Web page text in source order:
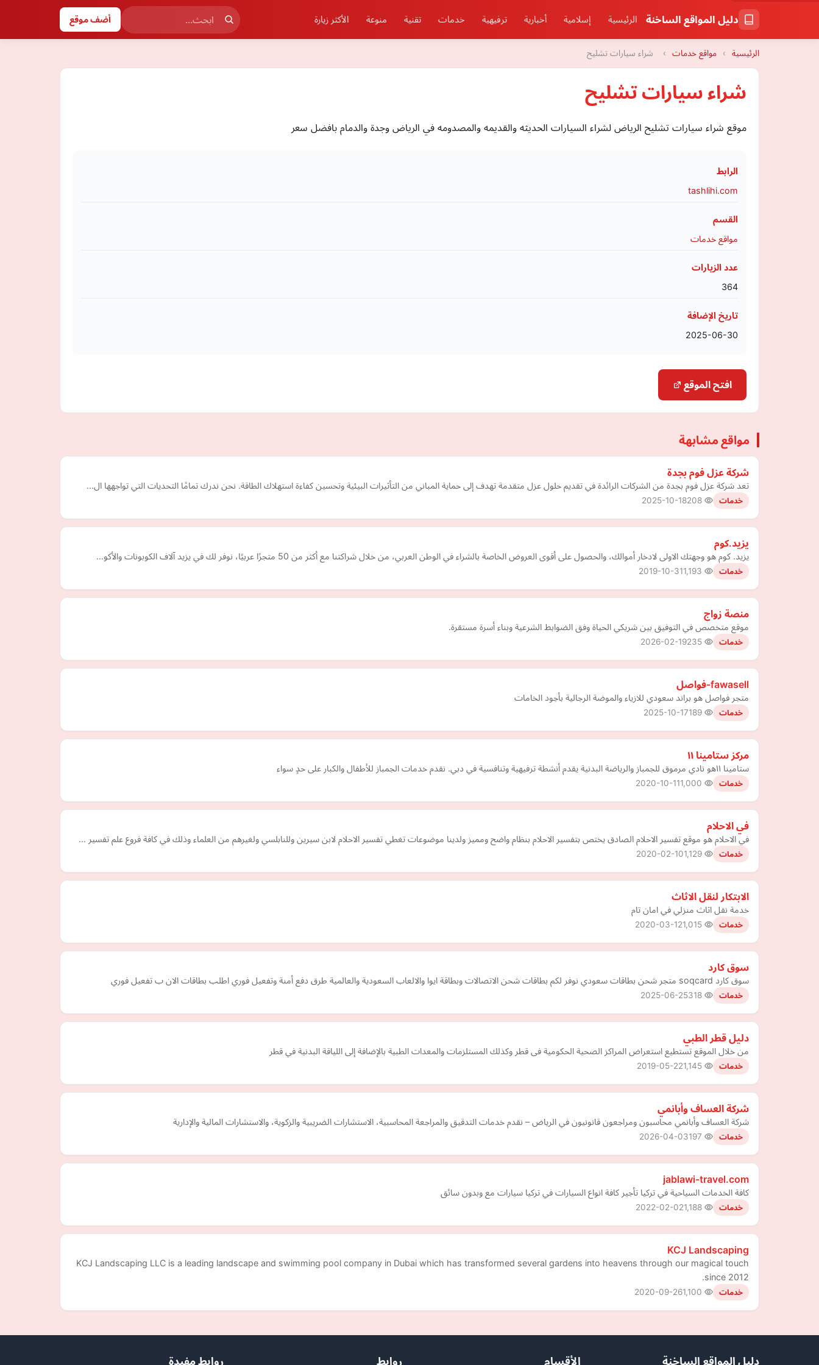
دليل المواقع الساخنة الرئيسية إسلامية أخبارية ترفيهية خدمات تقنية منوعة الأكثر زيارة أضف موقع
الرئيسية › مواقع خدمات › شراء سيارات تشليح
شراء سيارات تشليح
موقع شراء سيارات تشليح الرياض لشراء السيارات الحديثه والقديمه والمصدومه في الرياض وجدة والدمام بافضل سعر
الرابط
tashlihi.com
القسم
مواقع خدمات
عدد الزيارات
364
تاريخ الإضافة
2025-06-30
افتح الموقع
مواقع مشابهة
شركة عزل فوم بجدة
تعد شركة عزل فوم بجدة من الشركات الرائدة في تقديم حلول عزل متقدمة تهدف إلى حماية المباني من التأثيرات البيئية وتحسين كفاءة استهلاك الطاقة. نحن ندرك تمامًا التحديات التي تواجهها ال…
خدمات 2025-10-18
يزيد.كوم
يزيد. كوم هو وجهتك الاولى لادخار أموالك، والحصول على أقوى العروض الخاصة بالشراء في الوطن العربي، من خلال شراكتنا مع أكثر من 50 متجرًا عربيًا، نوفر لك في يزيد آلاف الكوبونات والأكو…
خدمات 2019-10-31
منصة زواج
موقع متخصص في التوفيق بين شريكي الحياة وفق الضوابط الشرعية وبناء أسرة مستقرة.
خدمات 2026-02-19
fawasell-فواصل
متجر فواصل هو براند سعودي للازياء والموضة الرجالية بأجود الخامات
خدمات 2025-10-17
مركز ستامينا ١١
ستامينا ١١هو نادي مرموق للجمباز والرياضة البدنية يقدم أنشطة ترفيهية وتنافسية في دبي. نقدم خدمات الجمباز للأطفال والكبار على حدٍ سواء
خدمات 2020-10-11
في الاحلام
في الاحلام هو موقع تفسير الاحلام الصادق يختص بتفسير الاحلام بنظام واضح ومميز ولدينا موضوعات تغطي تفسير الاحلام لابن سيرين وللنابلسي ولغيرهم من العلماء وذلك في كافة فروع علم تفسير …
خدمات 2020-02-10
الابتكار لنقل الاثاث
خدمة نقل اثاث منزلي في امان تام
خدمات 2020-03-12
سوق كارد
سوق كارد soqcard متجر شحن بطاقات سعودي نوفر لكم بطاقات شحن الاتصالات وبطاقة ايوا والالعاب السعودية والعالمية طرق دفع أمنة وتفعيل فوري اطلب بطاقات الان ب تفعيل فوري
خدمات 2025-06-25
دليل قطر الطبي
من خلال الموقع تستطيع استعراض المراكز الصحية الحكومية فى قطر وكذلك المستلزمات والمعدات الطبية بالإضافة إلى اللياقة البدنية في قطر
خدمات 2019-05-22
شركة العساف وأبانمي
شركة العساف وأبانمي محاسبون ومراجعون قانونيون في الرياض – نقدم خدمات التدقيق والمراجعة المحاسبية، الاستشارات الضريبية والزكوية، والاستشارات المالية والإدارية
خدمات 2026-04-03
jablawi-travel.com
كافة الخدمات السياحية في تركيا تأجير كافة انواع السيارات في تركيا سيارات مع وبدون سائق
خدمات 2022-02-02
KCJ Landscaping
KCJ Landscaping LLC is a leading landscape and swimming pool company in Dubai which has transformed several gardens into heavens through our magical touch
since 2012.
خدمات 2020-09-26
دليل المواقع الساخنة الأقسام روابط روابط مفيدة